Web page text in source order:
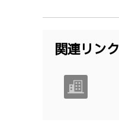
関連リンク